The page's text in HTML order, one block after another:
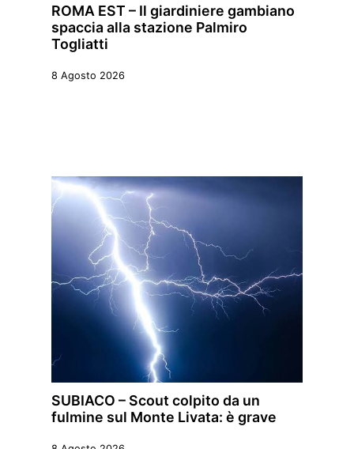
ROMA EST – Il giardiniere gambiano
spaccia alla stazione Palmiro
Togliatti
8 Agosto 2026
SUBIACO – Scout colpito da un
fulmine sul Monte Livata: è grave